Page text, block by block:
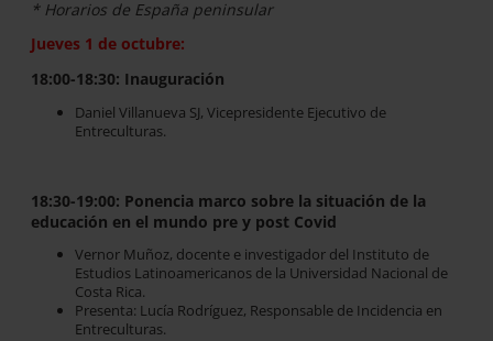
* Horarios de España peninsular
Jueves 1 de octubre:
18:00-18:30: Inauguración
Daniel Villanueva SJ, Vicepresidente Ejecutivo de
Entreculturas.
18:30-19:00: Ponencia marco sobre la situación de la
educación en el mundo pre y post Covid
Vernor Muñoz, docente e investigador del Instituto de
Estudios Latinoamericanos de la Universidad Nacional de
Costa Rica.
Presenta: Lucía Rodríguez, Responsable de Incidencia en
Entreculturas.